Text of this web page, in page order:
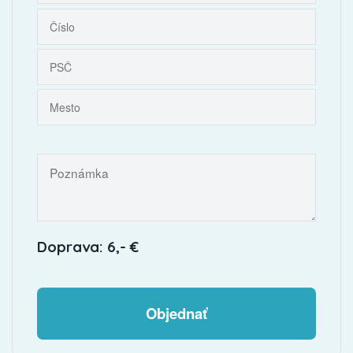
Doprava: 6,- €
Objednať